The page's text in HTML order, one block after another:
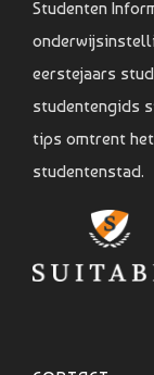
Studenten
eerstejaars
studentengids
tips omtrent het
studentenstad.